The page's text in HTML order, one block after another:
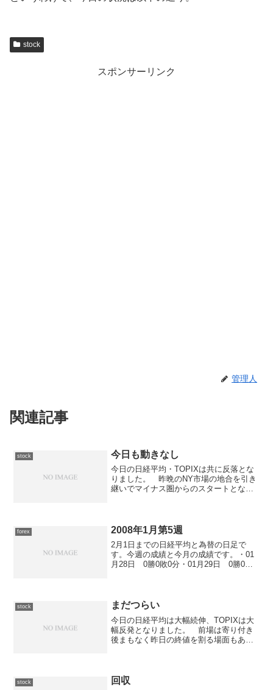
stock
スポンサーリンク
管理人
関連記事
stock 今日も動きなし
今日の日経平均・TOPIXは共に反落とな
りました。 昨晩のNY市場の地合を引き
継いでマイナス圏からのスタートとなっ
た。 後場に入って...
forex 2008年1月第5週
2月1日までの日経平均と為替の日足で
す。今週の成績と今月の成績です。・01
月28日 0勝0敗0分・01月29日 0勝0敗0
stock まだつらい
今日の日経平均は大幅続伸、TOPIXは大
幅反発となりました。 前場は寄り付き
後まもなく昨日の終値を割る場面もあっ
になったもの...
stock 回収